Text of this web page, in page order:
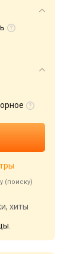
(поиску)
хиты